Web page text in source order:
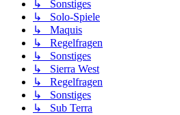
↳ Sonstiges
↳ Solo-Spiele
↳ Maquis
↳ Regelfragen
↳ Sonstiges
↳ Sierra West
↳ Regelfragen
↳ Sonstiges
↳ Sub Terra